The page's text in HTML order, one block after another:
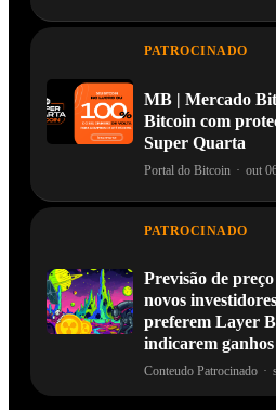
PATROCINADO
MB | Mercado
Bitcoin com
Super Quarta
Portal do Bitcoin · out
PATROCINADO
Previsão de
novos
preferem Layer
indicarem
Conteudo Patrocinado ·